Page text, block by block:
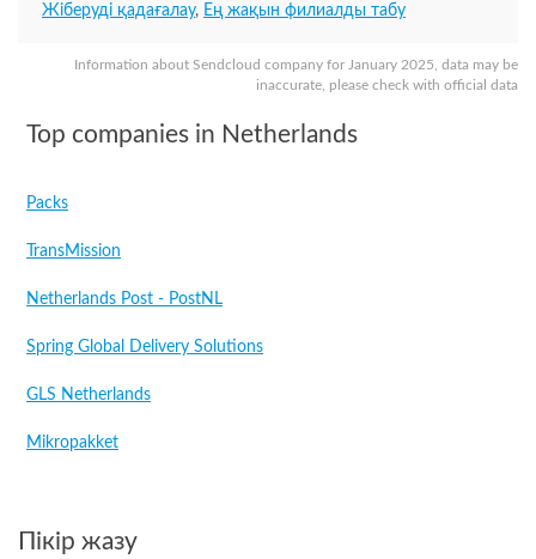
Information about Sendcloud company for January 2025, data may be
inaccurate, please check with official data
Жіберуді қадағалау, Ең жақын филиалды табу
Top companies in Netherlands
Packs
TransMission
Netherlands Post - PostNL
Spring Global Delivery Solutions
GLS Netherlands
Mikropakket
Пікір жазу